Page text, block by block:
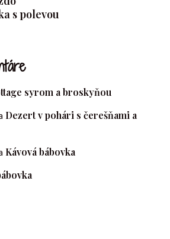
s polevou
syrom a broskyňou
Dezert v pohári s čerešňami a
Kávová bábovka